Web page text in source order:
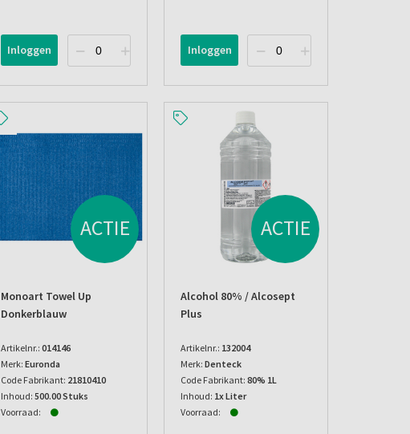
Inloggen Inloggen
ACTIE
Monoart Towel Up
Donkerblauw
Artikelnr.: 014146
Merk: Euronda
Code Fabrikant: 21810410
Inhoud: 500.00 Stuks
Voorraad:
ACTIE
Alcohol 80% / Alcosept
Plus
Artikelnr.: 132004
Merk: Denteck
Code Fabrikant: 80% 1L
Inhoud: 1x Liter
Voorraad: